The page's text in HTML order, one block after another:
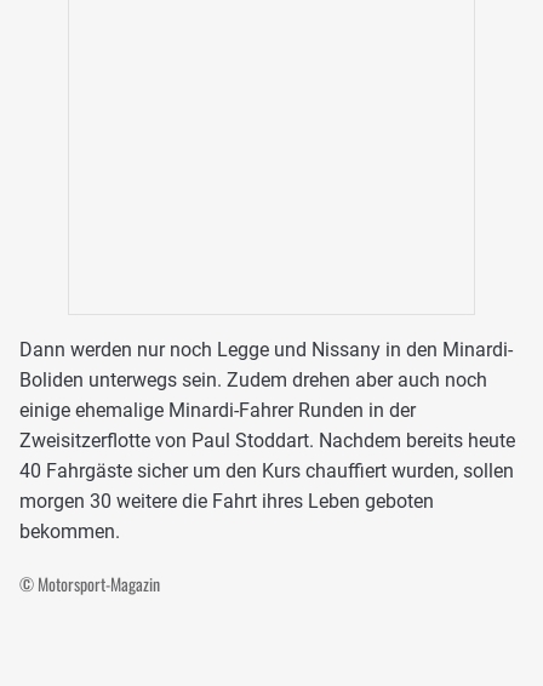
Dann werden nur noch Legge und Nissany in den Minardi-
Boliden unterwegs sein. Zudem drehen aber auch noch
einige ehemalige Minardi-Fahrer Runden in der
Zweisitzerflotte von Paul Stoddart. Nachdem bereits heute
40 Fahrgäste sicher um den Kurs chauffiert wurden, sollen
morgen 30 weitere die Fahrt ihres Leben geboten
bekommen.
© Motorsport-Magazin